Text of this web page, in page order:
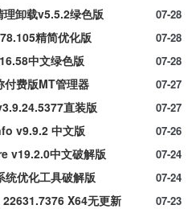
07-28
卸载v5.5.2绿色版
07-28
精简优化版
07-28
中文绿色版
07-27
付费版MT管理器
07-27
直装版
07-26
v9.9.2 中文版
07-24
v19.2.0中文破解版
07-24
优化工具破解版
07-23
X64无更新